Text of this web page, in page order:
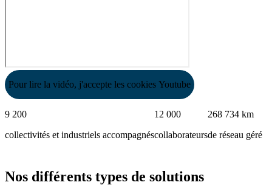
Pour lire la vidéo, j'accepte les cookies Youtube
9 200
collectivités et industriels accompagnés
12 000
collaborateurs
268 734 km
de réseau géré
Nos différents types de solutions